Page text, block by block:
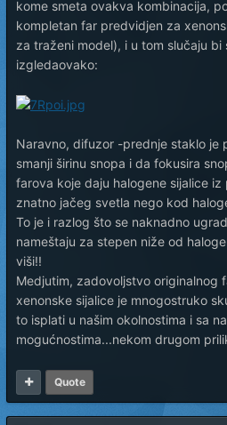
kome smeta ovakva kombinacija,
kompletan far predvidjen za
za traženi model), i u tom slučaju bi
izgledaovako:
Naravno, difuzor -prednje staklo je
smanji širinu snopa i da fokusira
farova koje daju halogene sijalice
znatno jačeg svetla nego kod
To je i razlog što se naknadno
nameštaju za stepen niže od
viši!!
Medjutim, zadovoljstvo originalnog
xenonske sijalice je mnogostruko
to isplati u našim okolnostima i sa
mogućnostima...nekom drugom
Quote